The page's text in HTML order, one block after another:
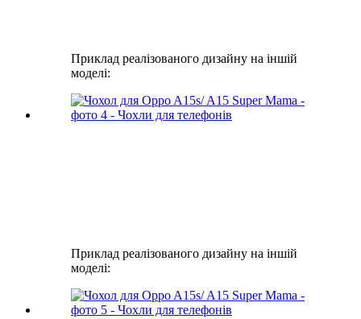
Приклад реалізованого дизайну на іншій
моделі:
Приклад реалізованого дизайну на іншій
моделі: